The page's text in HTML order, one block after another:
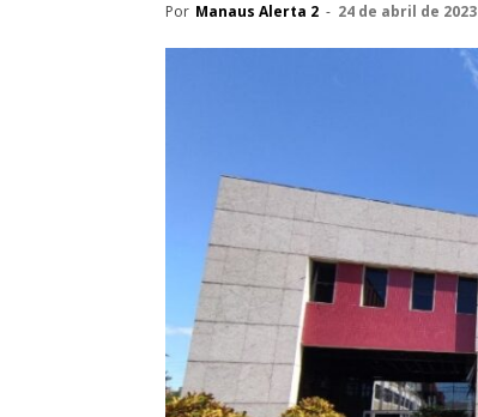
Por Manaus Alerta 2 - 24 de abril de 2023